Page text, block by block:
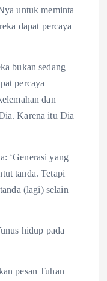
untuk meminta
dapat percaya
bukan sedang
percaya
dan
Karena itu Dia
‘Generasi yang
tanda. Tetapi
(lagi) selain
hidup pada
pesan Tuhan